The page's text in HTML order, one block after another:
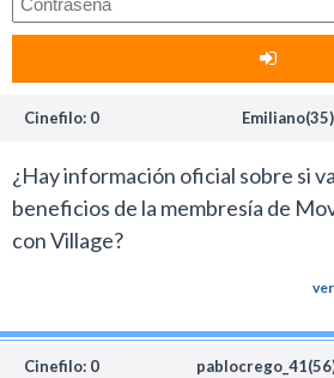
Cinefilo: 0 Emiliano(35)
¿Hay información oficial sobre si
beneficios de la membresía de
con Village?
Cinefilo: 0